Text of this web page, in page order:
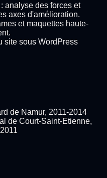
analyse des forces et
axes d'amélioration.
et maquettes haute-
site sous WordPress
de Namur, 2011-2014
de Court-Saint-Etienne,